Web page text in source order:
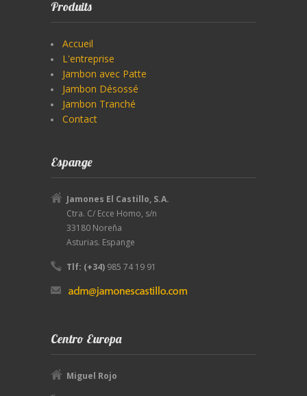
Produits
Accueil
L'entreprise
Jambon avec Patte
Jambon Désossé
Jambon Tranché
Contact
Espange
Jamones El Castillo, S.A.
Ctra. C/ Ecce Homo, s/n
33180 Noreña
Asturias. Espange
Tlf: (+34) 985 74 19 91
Centro Europa
Miguel Rojo